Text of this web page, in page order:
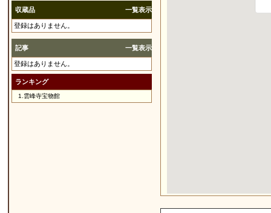
収蔵品 一覧表示
登録はありません。
記事 一覧表示
登録はありません。
ランキング
1. 雲峰寺宝物館